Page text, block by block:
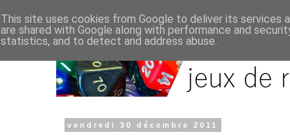
vendredi 30 décembre 2011
This site uses cookies from Google to deliver its services
are shared with Google along with performance and
statistics, and to detect and address abuse.